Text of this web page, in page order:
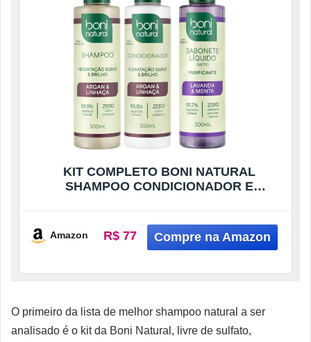
KIT COMPLETO BONI NATURAL
SHAMPOO CONDICIONADOR E
Amazon R$ 77
O primeiro da lista de melhor shampoo natural a ser
analisado é o kit da Boni Natural, livre de sulfato,